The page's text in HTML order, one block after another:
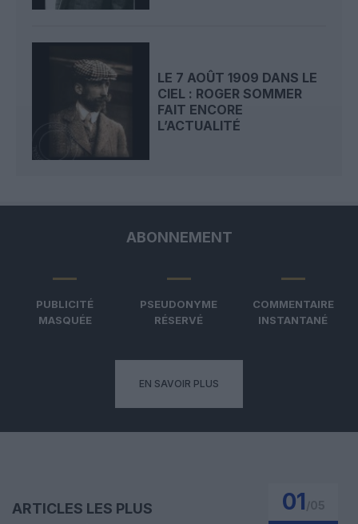
LE 7 AOÛT 1909 DANS LE
CIEL : ROGER SOMMER
FAIT ENCORE
L’ACTUALITÉ
ABONNEMENT
PUBLICITÉ
MASQUÉE
PSEUDONYME
RÉSERVÉ
COMMENTAIRE
INSTANTANÉ
EN SAVOIR PLUS
ARTICLES LES PLUS
01